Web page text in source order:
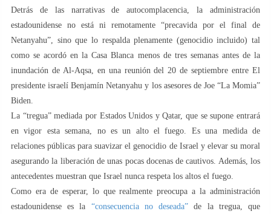
Detrás de las narrativas de autocomplacencia, la administración
estadounidense no está ni remotamente “precavida por el final de
Netanyahu”, sino que lo respalda plenamente (genocidio incluido) tal
como se acordó en la Casa Blanca menos de tres semanas antes de la
inundación de Al-Aqsa, en una reunión del 20 de septiembre entre El
presidente israelí Benjamín Netanyahu y los asesores de Joe “La Momia”
Biden.
La “tregua” mediada por Estados Unidos y Qatar, que se supone entrará
en vigor esta semana, no es un alto el fuego. Es una medida de
relaciones públicas para suavizar el genocidio de Israel y elevar su moral
asegurando la liberación de unas pocas docenas de cautivos. Además, los
antecedentes muestran que Israel nunca respeta los altos el fuego.
Como era de esperar, lo que realmente preocupa a la administración
estadounidense es la “consecuencia no deseada” de la tregua, que